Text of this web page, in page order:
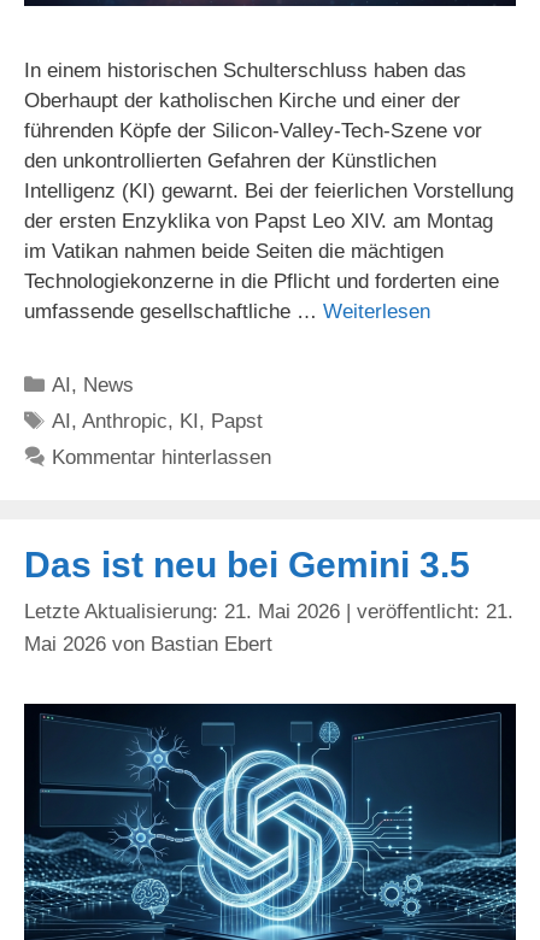
In einem historischen Schulterschluss haben das
Oberhaupt der katholischen Kirche und einer der
führenden Köpfe der Silicon-Valley-Tech-Szene vor
den unkontrollierten Gefahren der Künstlichen
Intelligenz (KI) gewarnt. Bei der feierlichen Vorstellung
der ersten Enzyklika von Papst Leo XIV. am Montag
im Vatikan nahmen beide Seiten die mächtigen
Technologiekonzerne in die Pflicht und forderten eine
umfassende gesellschaftliche … Weiterlesen
Kategorien
AI, News
Schlagwörter
AI,Anthropic, KI, Papst
Kommentar hinterlassen
Das ist neu bei Gemini 3.5
21. Mai 2026
21.
Mai 2026 von Bastian Ebert